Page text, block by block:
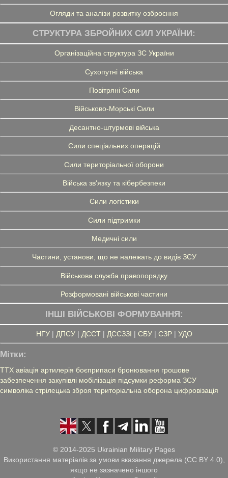
Огляди та аналізи розвитку озброєння
СТРУКТУРА ЗБРОЙНИХ СИЛ УКРАЇНИ:
Організаційна структура ЗС України
Сухопутні війська
Повітряні Сили
Військово-Морські Сили
Десантно-штурмові війська
Сили спеціальних операцій
Сили територіальної оборони
Війська зв'язку та кібербезпеки
Сили логістики
Сили підтримки
Медичні сили
Частини, установи, що не належать до видів ЗСУ
Військова служба правопорядку
Розформовані військові частини
ІНШІ ВІЙСЬКОВІ ФОРМУВАННЯ:
НГУ| ДПСУ| ДССТ| ДССЗЗІ | СБУ| СЗР| УДО
Мітки:
ТТХ авіація артилерія боєприпаси бронювання грошове
забезпечення закупівлі мобілізація підсумки реформа ЗСУ
символіка стрілецька зброя територіальна оборона цифровізація
© 2014-2025 Ukrainian Military Pages
Використання матеріалів за умови вказання джерела (CC BY 4.0),
якщо не зазначено іншого